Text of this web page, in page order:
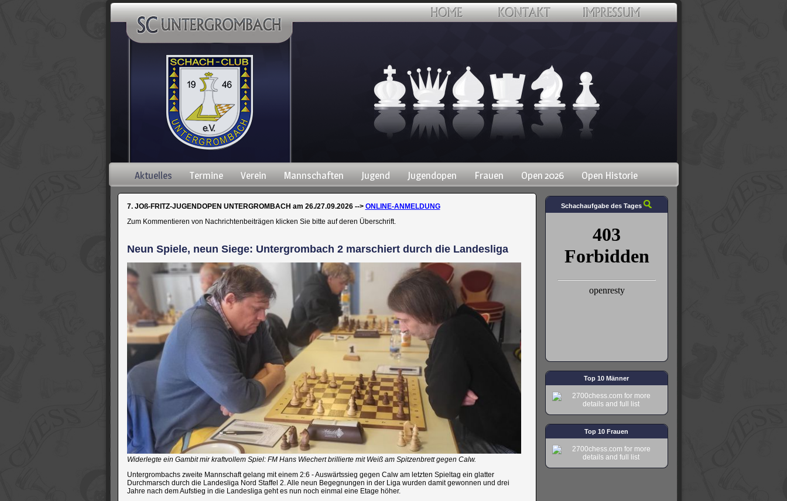
Navigation
überspringen
Aktuelles Termine Verein Mannschaften Jugend Jugendopen Frauen Open 2026 Open Historie
7. JOß-FRITZ-JUGENDOPEN UNTERGROMBACH am 26./27.09.2026 --> ONLINE-ANMELDUNG
Zum Kommentieren von Nachrichtenbeiträgen klicken Sie bitte auf deren Überschrift.
Neun Spiele, neun Siege: Untergrombach 2 marschiert durch die Landesliga
Widerlegte ein Gambit mir kraftvollem Spiel: FM Hans Wiechert brillierte mit Weiß am Spitzenbrett gegen Calw.
Untergrombachs zweite Mannschaft gelang mit einem 2:6 - Auswärtssieg gegen Calw am letzten Spieltag ein glatter
Durchmarsch durch die Landesliga Nord Staffel 2. Alle neun Begegnungen in der Liga wurden damit gewonnen und drei
Jahre nach dem Aufstieg in die Landesliga geht es nun noch einmal eine Etage höher.
Schachaufgabe des Tages
Top 10 Männer
Top 10 Frauen